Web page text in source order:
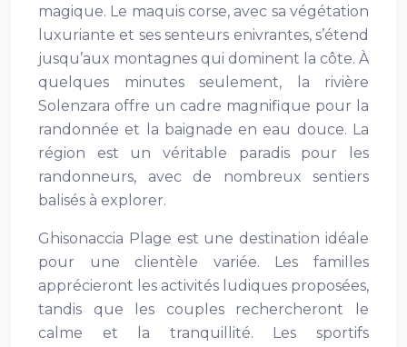
magique. Le maquis corse, avec sa végétation
luxuriante et ses senteurs enivrantes, s’étend
jusqu’aux montagnes qui dominent la côte. À
quelques minutes seulement, la rivière
Solenzara offre un cadre magnifique pour la
randonnée et la baignade en eau douce. La
région est un véritable paradis pour les
randonneurs, avec de nombreux sentiers
balisés à explorer.
Ghisonaccia Plage est une destination idéale
pour une clientèle variée. Les familles
apprécieront les activités ludiques proposées,
tandis que les couples rechercheront le
calme et la tranquillité. Les sportifs